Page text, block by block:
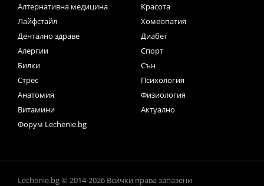
Алтернативна медицина
Красота
Лайфстайл
Хомеопатия
Дентално здраве
Диабет
Алергии
Спорт
Билки
Сън
Стрес
Психология
Анатомия
Физиология
Витамини
Актуално
Форум Lechenie.bg
Lechenie.bg © 2014-2026 Всички права запазени